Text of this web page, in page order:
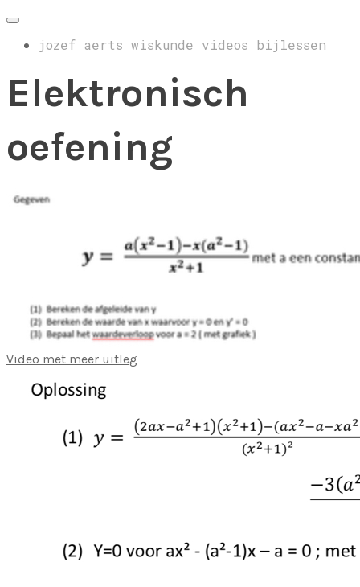
jozef aerts wiskunde videos bijlessen
Elektronisch
oefening
Video met meer uitleg